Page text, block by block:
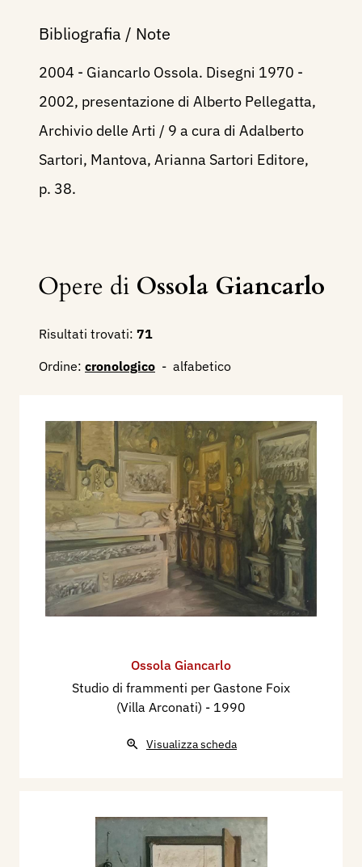
Bibliografia / Note
2004 - Giancarlo Ossola. Disegni 1970 -
2002, presentazione di Alberto Pellegatta,
Archivio delle Arti / 9 a cura di Adalberto
Sartori, Mantova, Arianna Sartori Editore,
p. 38.
Opere di Ossola Giancarlo
Risultati trovati: 71
Ordine: cronologico - alfabetico
Ossola Giancarlo
Studio di frammenti per Gastone Foix
(Villa Arconati) - 1990
Visualizza scheda